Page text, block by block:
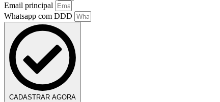
Email principal
Whatsapp com DDD
CADASTRAR AGORA